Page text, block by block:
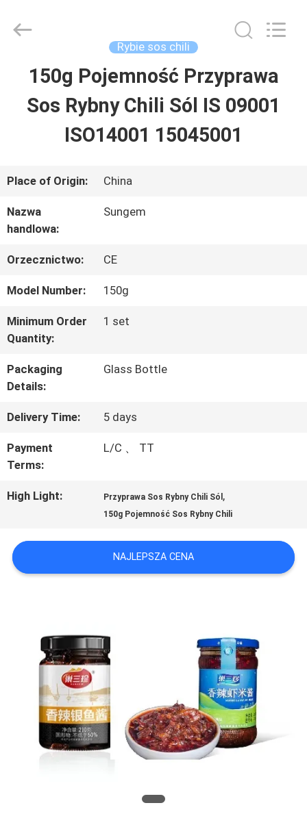
DOMU
FILMY
O
NAS
WYCIECZKA
PO
FABRYCE
KONTROLA
JAKOŚCI
SKONTAKTUJ
SIĘ
POPROŚ
O
WYCENĘ
Machinery
Reserved.
Rybie sos chili
150g Pojemność Przyprawa
Sos Rybny Chili Sól IS 09001
ISO14001 15045001
Place of Origin: China
Nazwa
handlowa:
Sungem
Orzecznictwo: CE
Model Number: 150g
Minimum Order
Quantity:
1 set
Packaging
Details:
Glass Bottle
Delivery Time: 5 days
Payment
Terms:
L/C 、 TT
High Light: Przyprawa Sos Rybny Chili Sól ,
150g Pojemność Sos Rybny Chili
NAJLEPSZA CENA